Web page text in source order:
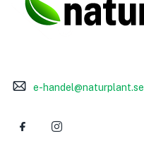
e-handel@naturplant.se